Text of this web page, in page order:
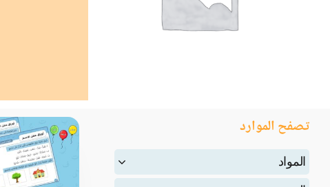
تصفح الموارد
المواد